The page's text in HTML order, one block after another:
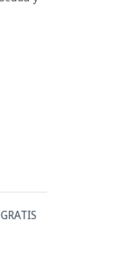
GRATIS